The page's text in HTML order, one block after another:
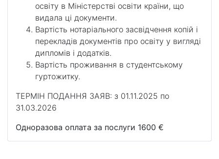
освіту в Міністерстві освіти країни, що
видала ці документи.
Вартість нотаріального засвідчення копій і
перекладів документів про освіту у вигляді
дипломів і додатків.
Вартість проживання в студентському
гуртожитку.
ТЕРМІН ПОДАННЯ ЗАЯВ: з 01.11.2025 по
31.03.2026
Одноразова оплата за послуги 1600 €